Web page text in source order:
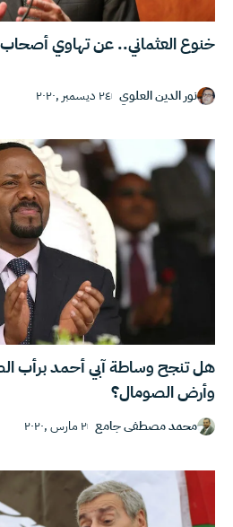
خنوع العثماني.. عن تهاوي أصحاب
نور الدين العلوي ٢٤ ديسمبر ,٢٠٢٠
هل تنجح وساطة آبي أحمد برأب
وأرض الصومال؟
محمد مصطفى جامع ٢ مارس ,٢٠٢٠